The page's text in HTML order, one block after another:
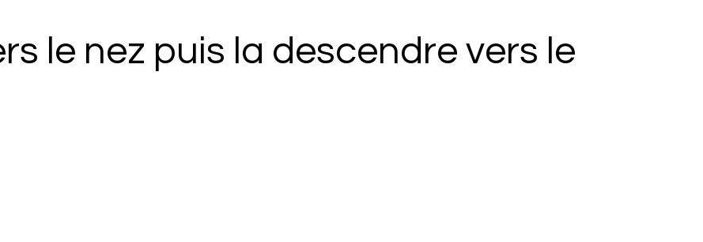
le nez puis la descendre vers le